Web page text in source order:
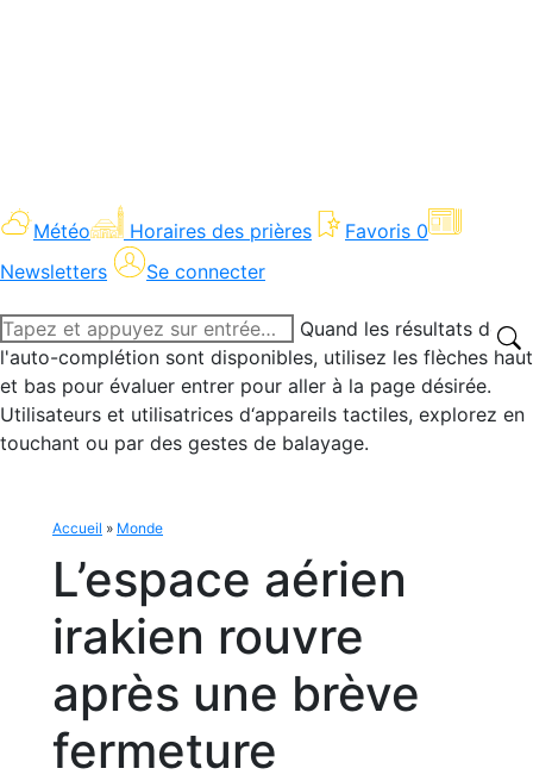
Météo Horaires des prières Favoris 0
Newsletters
Se connecter
Recherche
:
Quand les résultats de
l'auto-complétion sont disponibles, utilisez les flèches haut
et bas pour évaluer entrer pour aller à la page désirée.
Utilisateurs et utilisatrices d‘appareils tactiles, explorez en
touchant ou par des gestes de balayage.
Accueil » Monde
L’espace aérien
irakien rouvre
après une brève
fermeture